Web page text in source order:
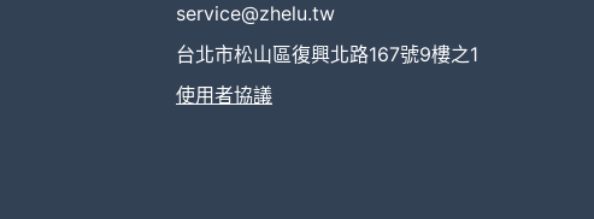
service@zhelu.tw
台北市松山區復興北路167號9樓之1
使用者協議